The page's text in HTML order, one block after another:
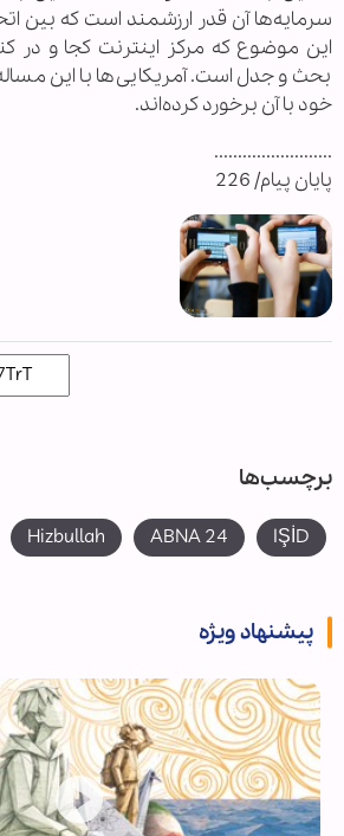
سرمایه‌ها آن قدر ارزشمند است که بین
این موضوع که مرکز اینترنت کجا و در
بحث و جدل است. آمریکایی‌ها با این
خود با آن برخورد کرده‌اند.
.........................
پایان پیام/ 226
برچسب‌ها
IŞİD
ABNA 24
Hizbullah
پیشنهاد ویژه